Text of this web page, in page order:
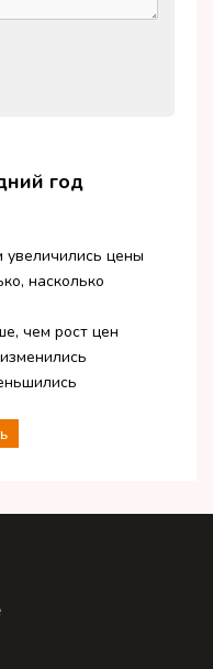
год
цены
насколько
чем рост цен